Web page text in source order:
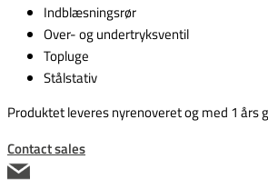
Indblæsningsrør
Over- og undertryksventil
Topluge
Stålstativ
Produktet leveres nyrenoveret og med 1 års
Contact sales